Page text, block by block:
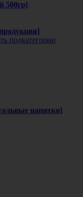
500гр]
подкатегории
напитки]